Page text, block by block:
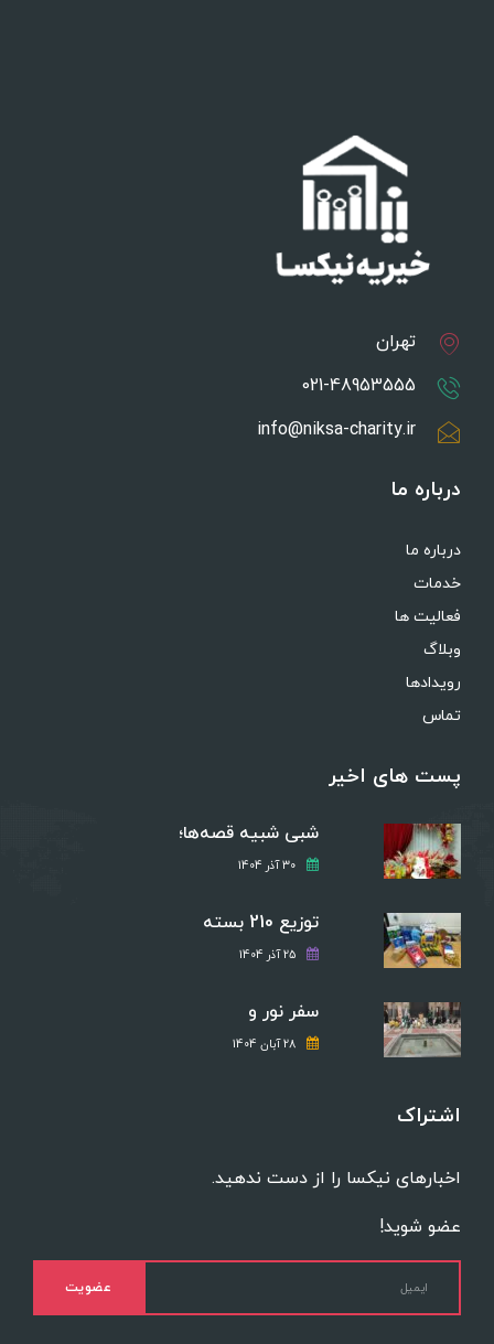
تهران
021-48953555
info@niksa-charity.ir
درباره ما
درباره ما
خدمات
فعالیت ها
وبلاگ
رویدادها
تماس
پست های اخیر
شبی شبیه قصه‌ها؛
30 آذر 1404
توزیع 210 بسته
25 آذر 1404
سفر نور و
28 آبان 1404
اشتراک
اخبارهای نیکسا را از دست ندهید.
عضو شوید!
عضویت